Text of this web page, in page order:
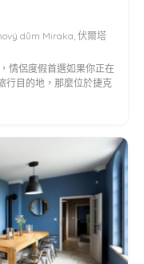
dům Miraka, 伏爾塔
情侶度假首選如果你正在
行目的地，那麼位於捷克